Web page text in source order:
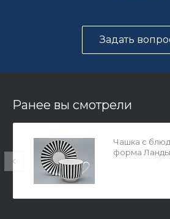
Задать
Ранее вы смотрели
Чашка с
форма
нет Черный,